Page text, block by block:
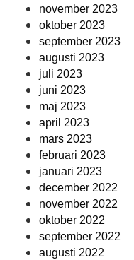
november 2023
oktober 2023
september 2023
augusti 2023
juli 2023
juni 2023
maj 2023
april 2023
mars 2023
februari 2023
januari 2023
december 2022
november 2022
oktober 2022
september 2022
augusti 2022